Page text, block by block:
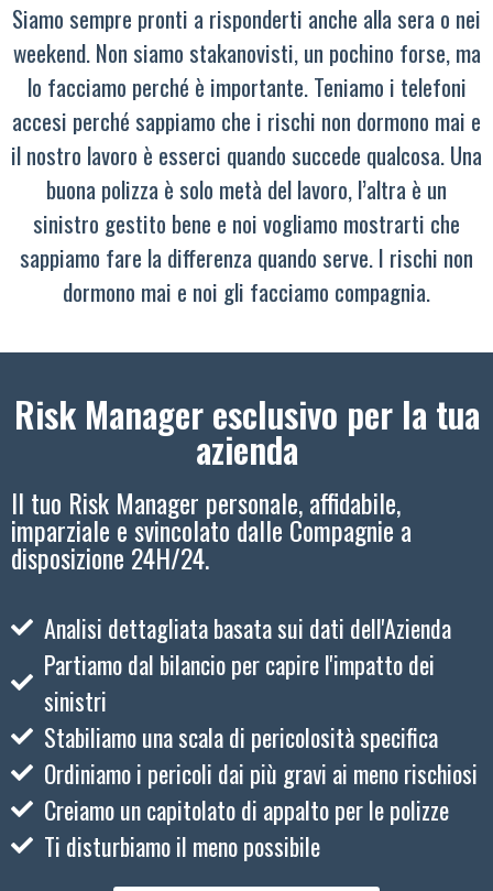
Siamo sempre pronti a risponderti anche alla sera o nei
weekend. Non siamo stakanovisti, un pochino forse, ma
lo facciamo perché è importante. Teniamo i telefoni
accesi perché sappiamo che i rischi non dormono mai e
il nostro lavoro è esserci quando succede qualcosa. Una
buona polizza è solo metà del lavoro, l’altra è un
sinistro gestito bene e noi vogliamo mostrarti che
sappiamo fare la differenza quando serve. I rischi non
dormono mai e noi gli facciamo compagnia.
Risk Manager esclusivo per la tua
azienda
Il tuo Risk Manager personale, affidabile,
imparziale e svincolato dalle Compagnie a
disposizione 24H/24.
Analisi dettagliata basata sui dati dell'Azienda
Partiamo dal bilancio per capire l'impatto dei
sinistri
Stabiliamo una scala di pericolosità specifica
Ordiniamo i pericoli dai più gravi ai meno rischiosi
Creiamo un capitolato di appalto per le polizze
Ti disturbiamo il meno possibile